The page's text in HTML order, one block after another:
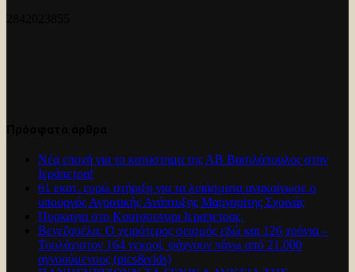
Νέα εποχή για το καταστημα της ΑΒ Βασιλόπουλος στην
Ιεράπετρα!
61 εκατ. ευρώ στήριξη για τα λιπάσματα ανακοίνωσε ο
υπουργός Αγροτικής Ανάπτυξης Μαργαρίτης Σχοινάς
Πυρκαγια στο Κουτσουναρι Ιεραπετρας.
Βενεζουέλα: Ο χειρότερος σεισμός εδώ και 126 χρόνια –
Τουλάχιστον 164 νεκροί, ψάχνουν πάνω από 21.000
αγνοούμενους (pics&vids)